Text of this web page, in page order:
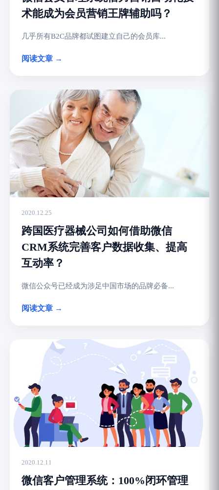
术能成为会员营销王牌辅助吗？
几乎所有B2C品牌都试图建立自己的会员库...
阅读文章 →
2020.12.25
跨国医疗器械公司如何借助微信
CRM系统完善客户数据收集、提高
互动率？
微信公众号已经成为涉足中国市场的品牌必备...
阅读文章 →
2020.12.11
微信客户管理系统：100%闭环管理